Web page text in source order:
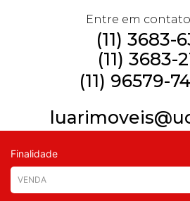
Entre em
(11) 3683-
(11) 3683-
(11) 96579-
Finalidade